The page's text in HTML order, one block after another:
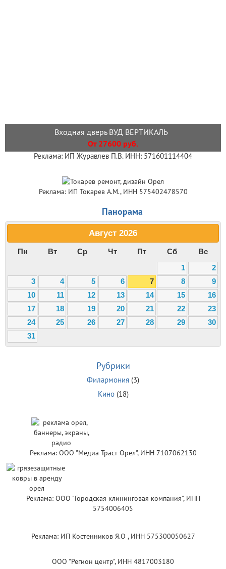
Входная дверь ВУД ВЕРТИКАЛЬ
От 27600 руб.
Реклама: ИП Журавлев П.В. ИНН: 571601114404
Реклама: ИП Токарев А.М., ИНН 575402478570
Панорама
Август 2026
Пн Вт Ср Чт Пт Сб
Вс
1
2
3
4 5 6 7 8
9
10
11 12 13 14 15
16
17
18 19 20 21 22
23
24
25 26 27 28 29
30
31
Рубрики
Филармония (3)
Кино(18)
Реклама: ООО "Медиа Траст Орёл", ИНН 7107062130
Реклама: ООО "Городская клининговая компания", ИНН
5754006405
Реклама: ИП Костенников Я.О , ИНН 575300050627
ООО "Регион центр", ИНН 4817003180